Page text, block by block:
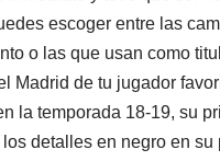
escoger entre las
o las que usan como
Madrid de tu jugador
la temporada 18-19, su
detalles en negro en su